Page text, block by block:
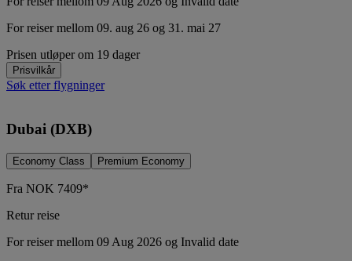
For reiser mellom 09. aug 26 og 31. mai 27
Prisen utløper om 19 dager
Prisvilkår
Søk etter flygninger
Dubai (DXB)
Economy Class Premium Economy
Fra NOK 7409*
Retur reise
For reiser mellom 09 Aug 2026 og Invalid date